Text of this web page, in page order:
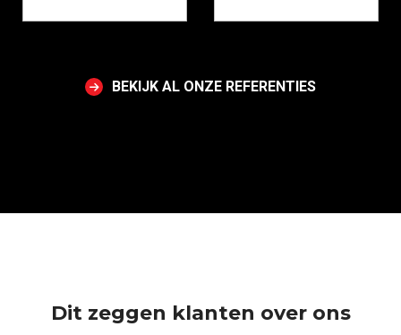
BEKIJK AL ONZE REFERENTIES
Dit zeggen klanten over ons